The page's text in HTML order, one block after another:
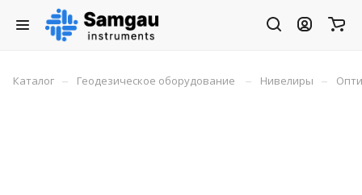
Каталог – Геодезическое оборудование – Нивелиры –